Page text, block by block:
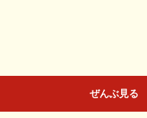
ぜんぶ見る